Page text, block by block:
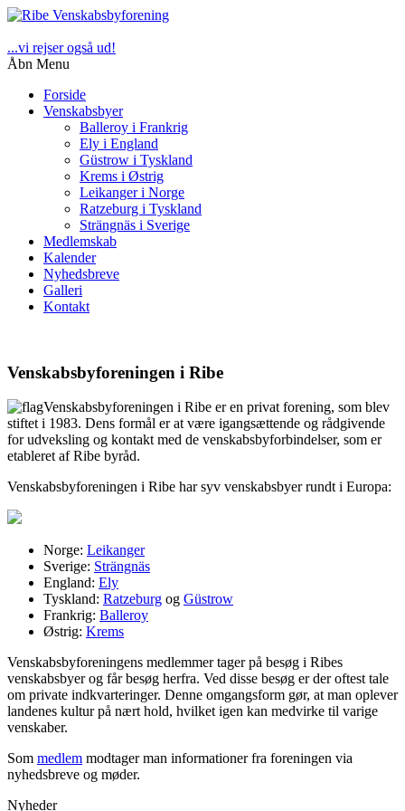
...vi rejser også ud!
Åbn Menu
Forside
Venskabsbyer
Balleroy i Frankrig
Ely i England
Güstrow i Tyskland
Krems i Østrig
Leikanger i Norge
Ratzeburg i Tyskland
Strängnäs i Sverige
Medlemskab
Kalender
Nyhedsbreve
Galleri
Kontakt
Venskabsbyforeningen i Ribe
Venskabsbyforeningen i Ribe er en privat forening, som blev
stiftet i 1983. Dens formål er at være igangsættende og rådgivende
for udveksling og kontakt med de venskabsbyforbindelser, som er
etableret af Ribe byråd.
Venskabsbyforeningen i Ribe har syv venskabsbyer rundt i Europa:
Norge: Leikanger
Sverige: Strängnäs
England: Ely
Tyskland: Ratzeburg og Güstrow
Frankrig: Balleroy
Østrig: Krems
Venskabsbyforeningens medlemmer tager på besøg i Ribes
venskabsbyer og får besøg herfra. Ved disse besøg er der oftest tale
om private indkvarteringer. Denne omgangsform gør, at man oplever
landenes kultur på nært hold, hvilket igen kan medvirke til varige
venskaber.
Som medlem modtager man informationer fra foreningen via
nyhedsbreve og møder.
Nyheder